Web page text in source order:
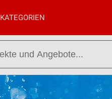
KATEGORIEN